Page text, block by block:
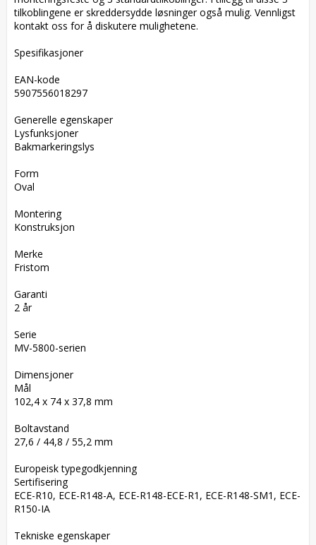
tilkoblingene er skreddersydde løsninger også mulig. Vennligst
kontakt oss for å diskutere mulighetene.
Spesifikasjoner
EAN-kode
5907556018297
Generelle egenskaper
Lysfunksjoner
Bakmarkeringslys
Form
Oval
Montering
Konstruksjon
Merke
Fristom
Garanti
2 år
Serie
MV-5800-serien
Dimensjoner
Mål
102,4 x 74 x 37,8 mm
Boltavstand
27,6 / 44,8 / 55,2 mm
Europeisk typegodkjenning
Sertifisering
ECE-R10, ECE-R148-A, ECE-R148-ECE-R1, ECE-R148-SM1, ECE-
R150-IA
Tekniske egenskaper